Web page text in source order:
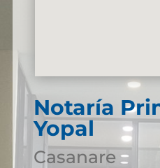
Notaría
Yopal
Casanare